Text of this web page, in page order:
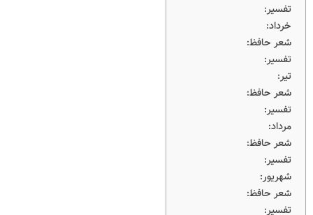
تفسیر:
خرداد:
شعر حافظ:
تفسیر:
تیر:
شعر حافظ:
تفسیر:
مرداد:
شعر حافظ:
تفسیر:
شهریور:
شعر حافظ:
تفسیر: